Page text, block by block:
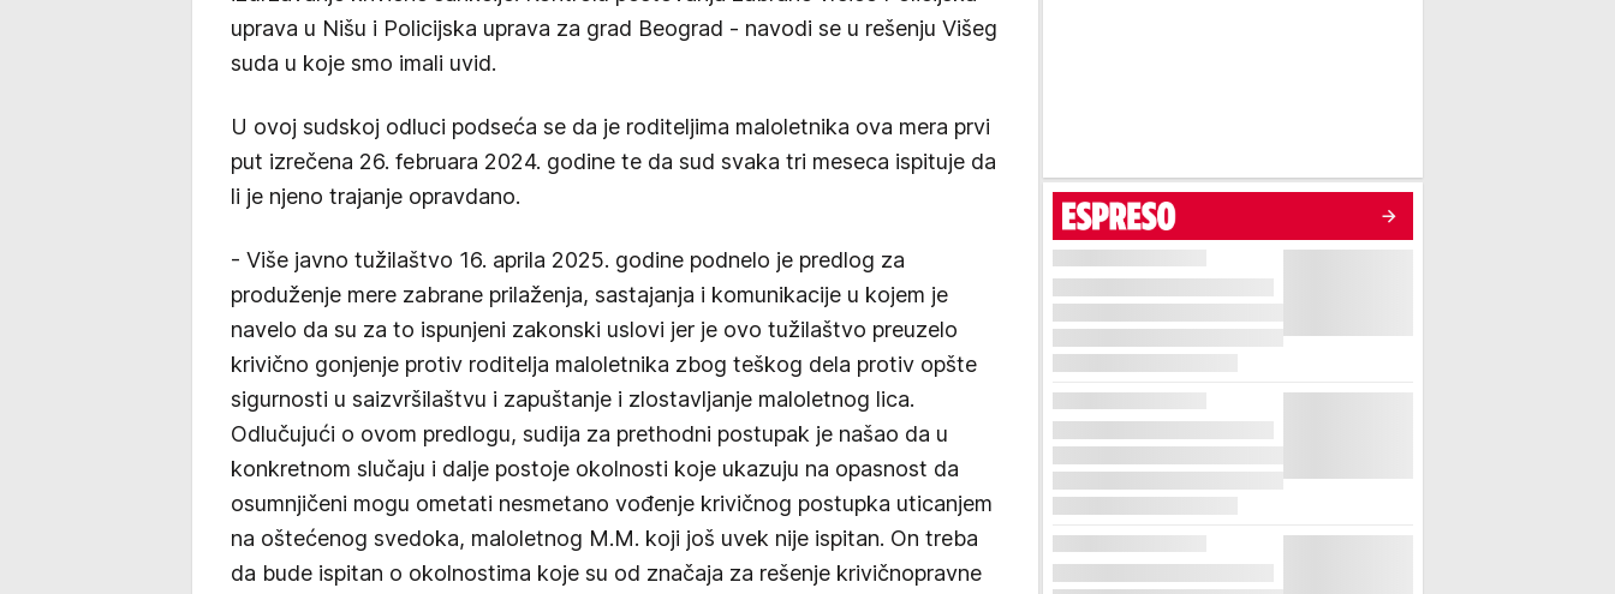
uprava u Nišu i Policijska uprava za grad Beograd - navodi se u rešenju Višeg
suda u koje smo imali uvid.
U ovoj sudskoj odluci podseća se da je roditeljima maloletnika ova mera prvi
put izrečena 26. februara 2024. godine te da sud svaka tri meseca ispituje da
li je njeno trajanje opravdano.
- Više javno tužilaštvo 16. aprila 2025. godine podnelo je predlog za
produženje mere zabrane prilaženja, sastajanja i komunikacije u kojem je
navelo da su za to ispunjeni zakonski uslovi jer je ovo tužilaštvo preuzelo
krivično gonjenje protiv roditelja maloletnika zbog teškog dela protiv opšte
sigurnosti u saizvršilaštvu i zapuštanje i zlostavljanje maloletnog lica.
Odlučujući o ovom predlogu, sudija za prethodni postupak je našao da u
konkretnom slučaju i dalje postoje okolnosti koje ukazuju na opasnost da
osumnjičeni mogu ometati nesmetano vođenje krivičnog postupka uticanjem
na oštećenog svedoka, maloletnog M.M. koji još uvek nije ispitan. On treba
da bude ispitan o okolnostima koje su od značaja za rešenje krivičnopravne